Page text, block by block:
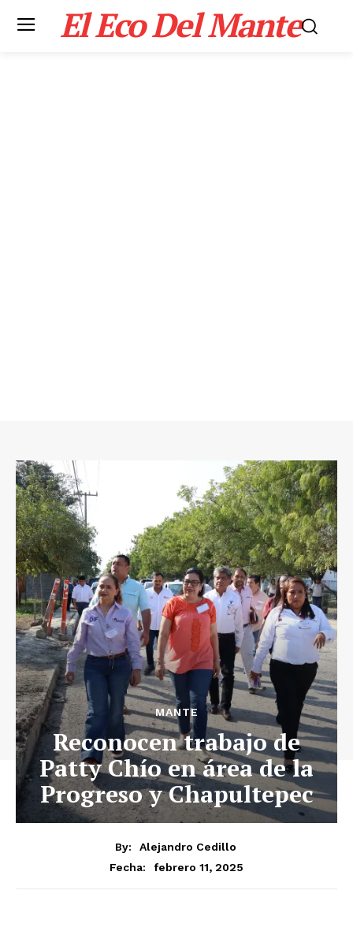
El Eco Del Mante
MANTE
Reconocen trabajo de
Patty Chío en área de la
Progreso y Chapultepec
By:
Alejandro Cedillo
Fecha:
febrero 11, 2025